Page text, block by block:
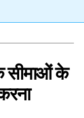
सीमाओं के